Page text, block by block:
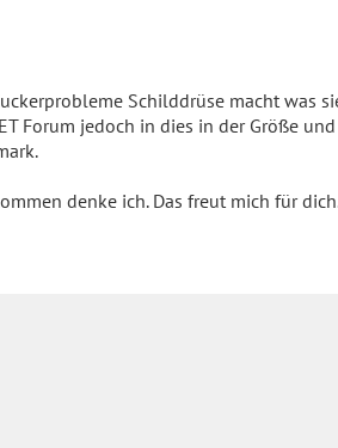
Schilddrüse macht was
Forum jedoch in dies in der Größe
denke ich. Das freut mich für